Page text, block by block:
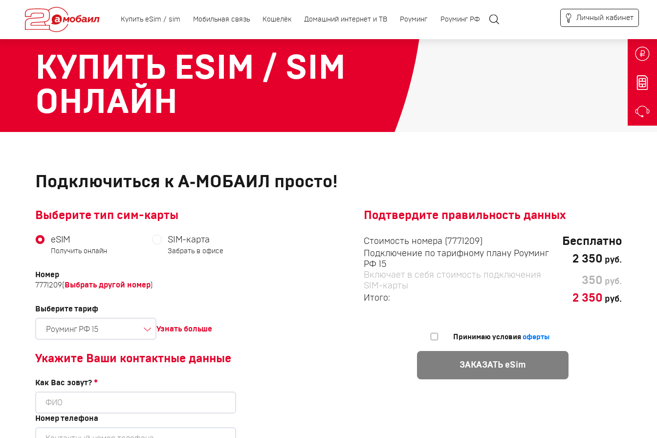
Купить eSim / sim Мобильная связь Кошелёк Домашний интернет и ТВ Роуминг Роуминг РФ Личный кабинет
КУПИТЬ ESIM / SIM
ОНЛАЙН
Подключиться к А‑МОБАИЛ просто!
Выберите тип сим-карты
eSIM
Получить онлайн
SIM-карта
Забрать в офисе
Номер
7771209 Выбрать другой номер
Выберите тариф
Роуминг РФ 15 Узнать больше
Укажите Ваши контактные данные
Как Вас зовут? *
Номер телефона
Подтвердите правильность данных
Стоимость номера (7771209) Бесплатно
Подключение по тарифному плану Роуминг
РФ 15
2 350 руб.
Включает в себя стоимость подключения
SIM-карты
350 руб.
Итого:
2 350 руб.
Принимаю условия оферты
ЗАКАЗАТЬ eSim